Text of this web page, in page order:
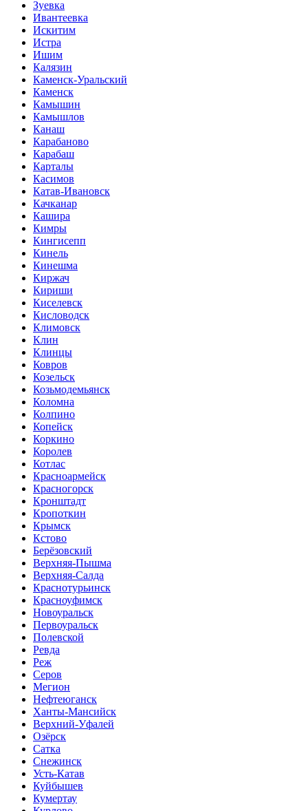
Зуевка
Ивантеевка
Искитим
Истра
Ишим
Калязин
Каменск-Уральский
Каменск
Камышин
Камышлов
Канаш
Карабаново
Карабаш
Карталы
Касимов
Катав-Ивановск
Качканар
Кашира
Кимры
Кингисепп
Кинель
Кинешма
Киржач
Кириши
Киселевск
Кисловодск
Климовск
Клин
Клинцы
Ковров
Козельск
Козьмодемьянск
Коломна
Колпино
Копейск
Коркино
Королев
Котлас
Красноармейск
Красногорск
Кронштадт
Кропоткин
Крымск
Кстово
Берёзовский
Верхняя-Пышма
Верхняя-Салда
Краснотурьинск
Красноуфимск
Новоуральск
Первоуральск
Полевской
Ревда
Реж
Серов
Мегион
Нефтеюганск
Ханты-Мансийск
Верхний-Уфалей
Озёрск
Сатка
Снежинск
Усть-Катав
Куйбышев
Кумертау